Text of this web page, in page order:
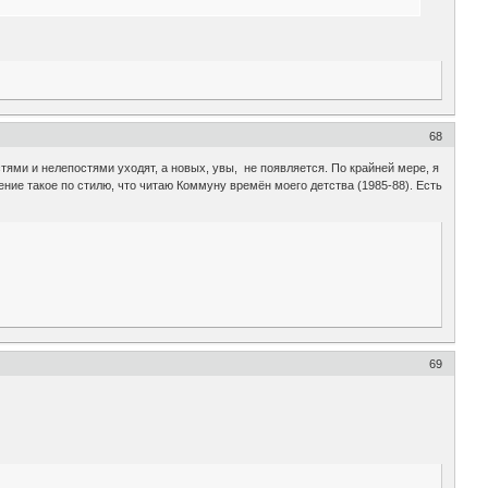
68
и нелепостями уходят, а новых, увы, не появляется. По крайней мере, я
такое по стилю, что читаю Коммуну времён моего детства (1985-88). Есть
69